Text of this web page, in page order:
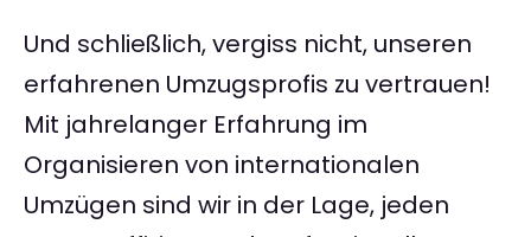
Und schließlich, vergiss nicht, unseren
erfahrenen Umzugsprofis zu vertrauen!
Mit jahrelanger Erfahrung im
Organisieren von internationalen
Umzügen sind wir in der Lage, jeden